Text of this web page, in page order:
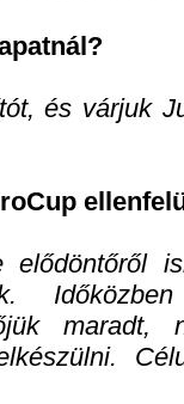
és várjuk
maradt,